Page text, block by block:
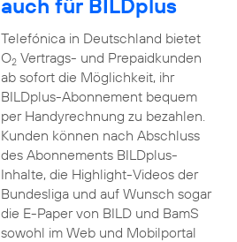
auch für BILDplus
Telefónica in Deutschland bietet
O2Vertrags- und Prepaidkunden
ab sofort die Möglichkeit, ihr
BILDplus-Abonnement bequem
per Handyrechnung zu bezahlen.
Kunden können nach Abschluss
des Abonnements BILDplus-
Inhalte, die Highlight-Videos der
Bundesliga und auf Wunsch sogar
die E-Paper von BILD und BamS
sowohl im Web und Mobilportal